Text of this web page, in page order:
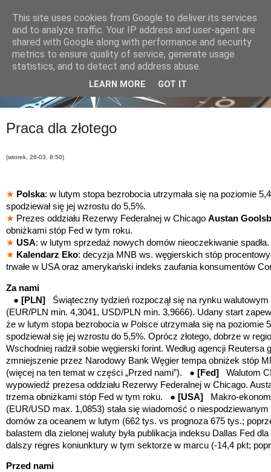
Praca dla złotego
(wtorek, 26-03, 8:50)
★ Polska: w lutym stopa bezrobocia utrzymała się na poziomie
spodziewał się jej wzrostu do 5,5%.
★ Prezes oddziału Rezerwy Federalnej w Chicago Austan
obniżkami stóp Fed w tym roku.
★ USA: w lutym sprzedaż nowych domów nieoczekiwanie spadła.
★ Kalendarz Eko: decyzja MNB ws. węgierskich stóp
trwałe w USA oraz amerykański indeks zaufania konsumentów
Za nami
● [PLN] Świąteczny tydzień rozpoczął się na rynku walutowym
(EUR/PLN min. 4,3041, USD/PLN min. 3,9666). Udany start
że w lutym stopa bezrobocia w Polsce utrzymała się na poziomie
spodziewał się jej wzrostu do 5,5%. Oprócz złotego, dobrze w
Wschodniej radził sobie węgierski forint. Według agencji
zmniejszenie przez Narodowy Bank Węgier tempa obniżek stóp
(więcej na ten temat w części „Przed nami”). ● [Fed] Walutom
wypowiedź prezesa oddziału Rezerwy Federalnej w Chicago.
trzema obniżkami stóp Fed w tym roku. ● [USA]
Makro-
(EUR/USD max. 1,0853) stała się wiadomość o
domów za oceanem w lutym (662 tys. vs prognoza 675 tys.;
balastem dla zielonej waluty była publikacja indeksu Dallas Fed
dalszy regres koniunktury w tym sektorze w marcu (-14,4 pkt;
Przed nami
This site uses cookies from Google to deliver its services
and to analyze traffic. Your IP address and user-agent are
shared with Google along with performance and security
metrics to ensure quality of service, generate usage
statistics, and to detect and address abuse.
LEARN MORE GOT IT